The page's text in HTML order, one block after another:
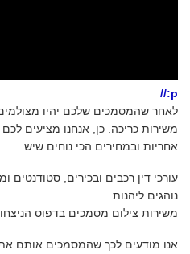
p://
לאחר שהמסמכים שלכם יהיו מצולמים
משירות כריכה. כן, אנחנו מציעים
אחריות ובמחירים הכי נוחים שיש.
עורכי דין רכבים ובכירים, סטודנטים
נוהגים ליהנות
משירות צילום מסמכים בדפוס
אנו מודעים לכך שהמסמכים אותם